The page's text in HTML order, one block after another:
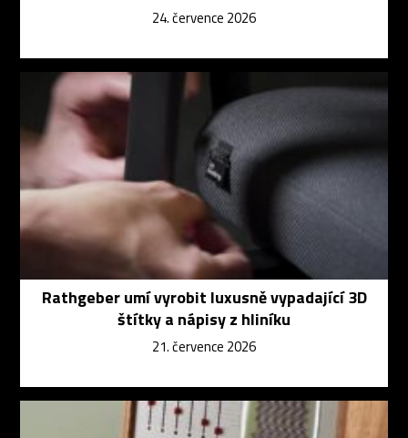
24. července 2026
Rathgeber umí vyrobit luxusně vypadající 3D
štítky a nápisy z hliníku
21. července 2026